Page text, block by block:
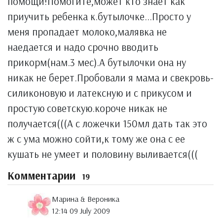
приучить ребенка к.бутылочке...Просто у
меня пропадает молоко,малявка не
наедается и надо срочно вводить
прикорм(нам.3 мес).А бутылочки она ну
никак не берет.Пробовали я мама и свекровь-
силиконовую и латексную и с прикусом и
простую советскую.короче никак не
получается(((А с ложечки 150мл дать так это
ж с ума можно сойти,к тому же она с ее
кушать не умеет и половину выливается(((
Комментарии 19
Марина & Вероника
12:14 09 July 2009